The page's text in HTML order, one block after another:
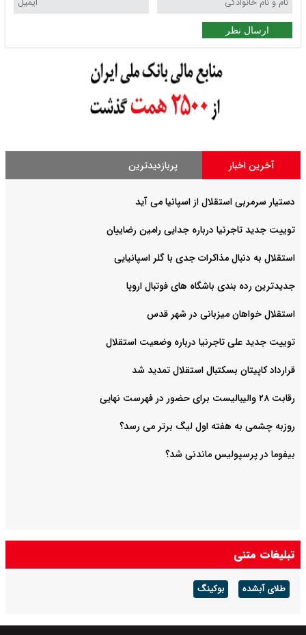
ارسال نظر
آخرین اخبار پربازدیدترین
دستیار سرمربی استقلال از اسپانیا می آید
توییت جدید تاجرنیا درباره جدایی رامین رضاییان
استقلال به دنبال مذاکرات جدی با گلر اسپانیایی
جدیدترین رده بندی باشگاه های فوتبال اروپا
استقلال خواهان میزبانی در شهر قدس
توییت جدید علی تاجرنیا درباره وضعیت استقلال
قرارداد کاپیتان بسکتبال استقلال تمدید شد
رقابت ۲۸ والیبالیست برای حضور در فهرست نهایی
روزبه چشمی به هفته اول لیگ برتر می رسد؟
بیفوما در پرسپولیس ماندنی شد؟
تبلیغات متنی
طلای آبشده بوکینگ